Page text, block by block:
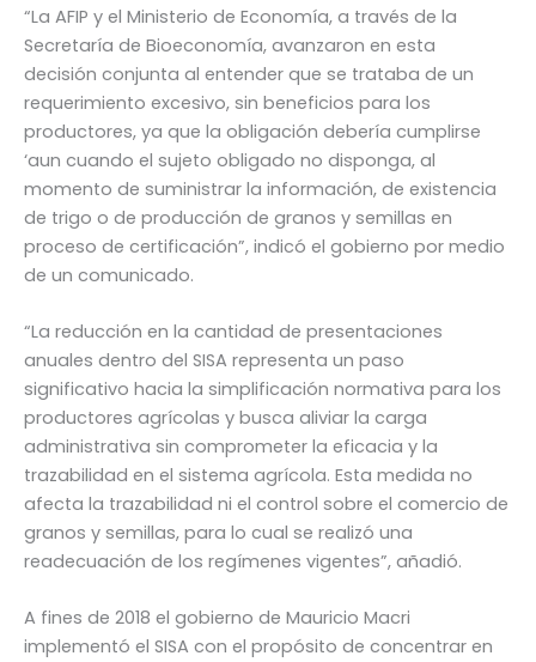
“La AFIP y el Ministerio de Economía, a través de la
Secretaría de Bioeconomía, avanzaron en esta
decisión conjunta al entender que se trataba de un
requerimiento excesivo, sin beneficios para los
productores, ya que la obligación debería cumplirse
‘aun cuando el sujeto obligado no disponga, al
momento de suministrar la información, de existencia
de trigo o de producción de granos y semillas en
proceso de certificación”, indicó el gobierno por medio
de un comunicado.
“La reducción en la cantidad de presentaciones
anuales dentro del SISA representa un paso
significativo hacia la simplificación normativa para los
productores agrícolas y busca aliviar la carga
administrativa sin comprometer la eficacia y la
trazabilidad en el sistema agrícola. Esta medida no
afecta la trazabilidad ni el control sobre el comercio de
granos y semillas, para lo cual se realizó una
readecuación de los regímenes vigentes”, añadió.
A fines de 2018 el gobierno de Mauricio Macri
implementó el SISA con el propósito de concentrar en